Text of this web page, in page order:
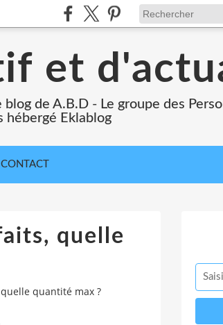
et
de A.B.D - Le groupe des
hébergé Eklablog
CONTACT
quelle
quantité max ?